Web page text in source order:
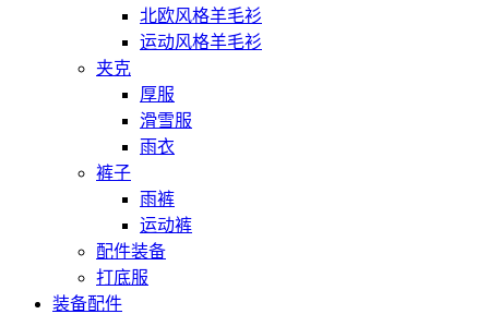
北欧风格羊毛衫
运动风格羊毛衫
夹克
厚服
滑雪服
雨衣
裤子
雨裤
运动裤
配件装备
打底服
装备配件